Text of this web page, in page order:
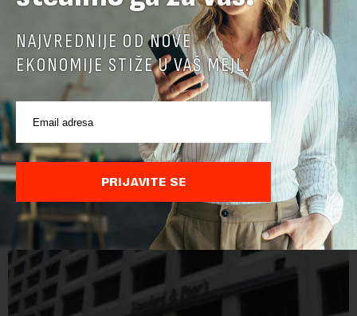
Kada će se Beograđani voziti u klimatizovanom
prevozu: Od 113 tramvaja, samo u 15 radi klima
Ovih dana nijedan od 30 tramvaja marke CAF ("Kaf") ne
učestvuje u beogradskom saobraćaju, pa GSP mora da se
oslanja na stara vozila bez klima uređaja, kažu za Novu
ekonomiju iz Sindikata Centar – GSP i Centr...
NAJVREDNIJE OD NOVE
EKONOMIJE STIŽE U VAŠ MEJL.
PRIJAVITE SE